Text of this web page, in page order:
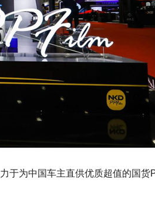
于为中国车主直供优质超值的国货